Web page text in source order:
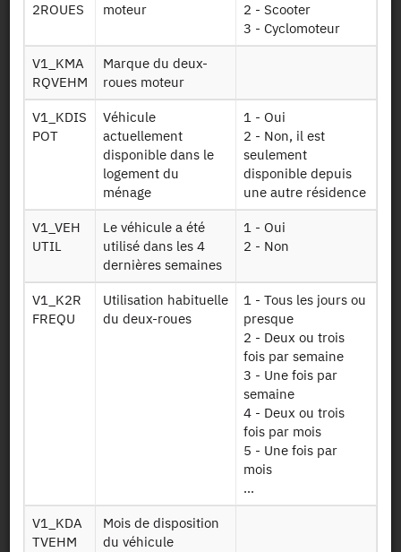
Deploc vls
Déplacement
local et véhicule
Mobilité
quotidienne et
locale par
Mobilité
quotidienne,
locale et longue
distance, utilité
d'un
déplacement
Mobilité à longue
K voyage
Mobilité à longue
voyages des 4
dernières
semaines
2ROUES
moteur
2 - Scooter
3 - Cyclomoteur
V1_KMA
RQVEHM
Marque du deux-
roues moteur
V1_KDIS
POT
Véhicule
actuellement
disponible dans le
logement du
ménage
1 - Oui
2 - Non, il est
seulement
disponible depuis
une autre résidence
V1_VEH
UTIL
Le véhicule a été
utilisé dans les 4
dernières semaines
1 - Oui
2 - Non
V1_K2R
FREQU
Utilisation habituelle
du deux-roues
1 - Tous les jours ou
presque
2 - Deux ou trois
fois par semaine
3 - Une fois par
semaine
4 - Deux ou trois
fois par mois
5 - Une fois par
mois
...
V1_KDA
TVEHM
Mois de disposition
du véhicule